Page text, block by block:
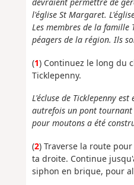
devraient permettre de
l'église St Margaret.
Les membres de la famille
péagers de la région. Ils
(1) Continuez le long du
Ticklepenny.
L'écluse de Ticklepenny
autrefois un pont tournant
pour moutons a été
(2) Traverse la route
ta droite. Continue
siphon en brique, pour